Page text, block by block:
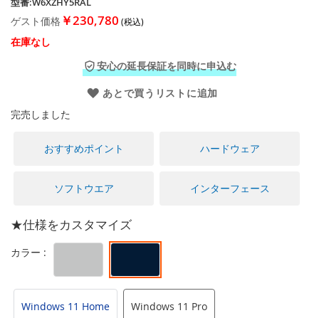
ャ
ラ
リ
ー
に
移
ゲスト価格 ￥230,780
在庫なし
安心の延長保証を同時に申込む
あとで買うリストに追加
完売しました
おすすめポイント ハードウェア
ソフトウエア インターフェース
★仕様をカスタマイズ
Windows 11 Home Windows 11 Pro